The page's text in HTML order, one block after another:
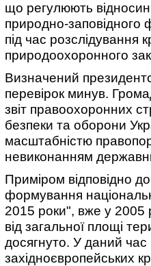
що регулюють
природно-
під час розслідування
природоохоронного
Визначений
перевірок минув.
звіт правоохоронних
безпеки та оборони
масштабністю
невиконанням
Приміром відповідно
формування
2015 роки", вже у 2005
від загальної площі
досягнуто. У даний час
західноєвропейських